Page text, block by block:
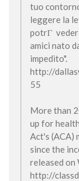
tuo
leggere la
potrГ
amici nato
impedito".
http://
55
More than
up for
Act's (ACA)
since the
released on
http://